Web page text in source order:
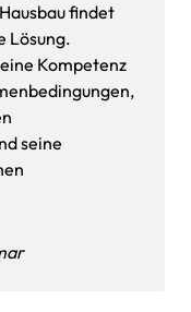
findet
Lösung.
Kompetenz
seine